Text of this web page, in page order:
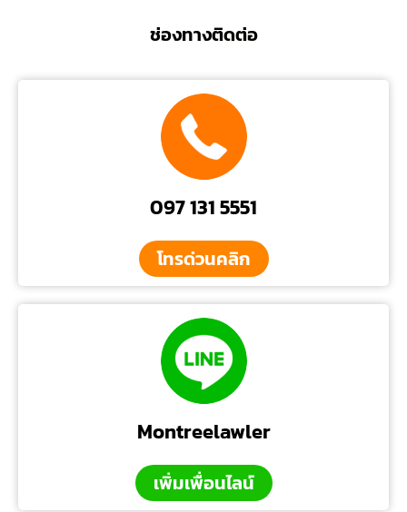
ช่องทางติดต่อ
097 131 5551
โทรด่วนคลิก
Montreelawler
เพิ่มเพื่อนไลน์